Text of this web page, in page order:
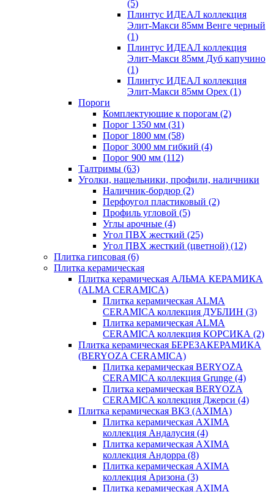
(5)
Плинтус ИДЕАЛ коллекция
Элит-Макси 85мм Венге черный
(1)
Плинтус ИДЕАЛ коллекция
Элит-Макси 85мм Дуб капучино
(1)
Плинтус ИДЕАЛ коллекция
Элит-Макси 85мм Орех (1)
Пороги
Комплектующие к порогам (2)
Порог 1350 мм (31)
Порог 1800 мм (58)
Порог 3000 мм гибкий (4)
Порог 900 мм (112)
Талтримы (63)
Уголки, нащельники, профили, наличники
Наличник-бордюр (2)
Перфоугол пластиковый (2)
Профиль угловой (5)
Углы арочные (4)
Угол ПВХ жесткий (25)
Угол ПВХ жесткий (цветной) (12)
Плитка гипсовая (6)
Плитка керамическая
Плитка керамическая АЛЬМА КЕРАМИКА
(ALMA CERAMICA)
Плитка керамическая ALMA
CERAMICA коллекция ДУБЛИН (3)
Плитка керамическая ALMA
CERAMICA коллекция КОРСИКА (2)
Плитка керамическая БЕРЕЗАКЕРАМИКА
(BERYOZA CERAMICA)
Плитка керамическая BERYOZA
CERAMICA коллекция Grunge (4)
Плитка керамическая BERYOZA
CERAMICA коллекция Джерси (4)
Плитка керамическая ВКЗ (AXIMA)
Плитка керамическая AXIMA
коллекция Андалусия (4)
Плитка керамическая AXIMA
коллекция Андорра (8)
Плитка керамическая AXIMA
коллекция Аризона (3)
Плитка керамическая AXIMA